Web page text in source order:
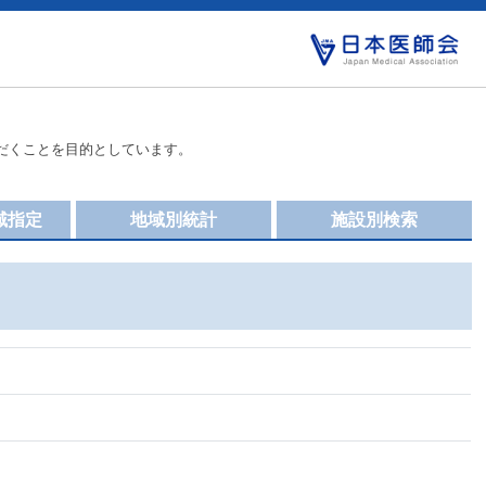
ことを目的としています。
施設別検索
地域別統計
指定